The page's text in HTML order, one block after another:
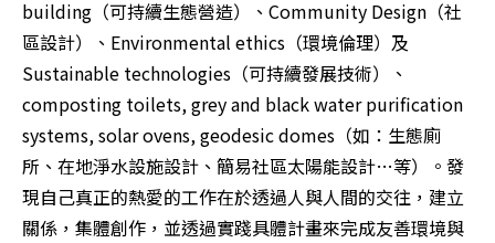
building（可持續生態營造）、Community Design（社
區設計）、Environmental ethics（環境倫理）及
Sustainable technologies（可持續發展技術）、
composting toilets, grey and black water purification
systems, solar ovens, geodesic domes（如：生態廁
所、在地淨水設施設計、簡易社區太陽能設計…等）。發
現自己真正的熱愛的工作在於透過人與人間的交往，建立
關係，集體創作，並透過實踐具體計畫來完成友善環境與